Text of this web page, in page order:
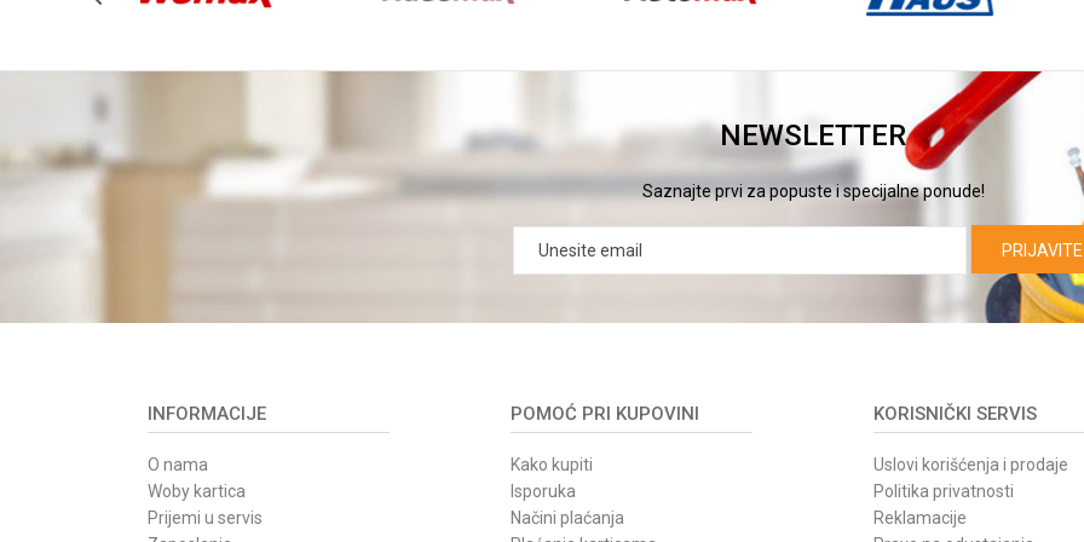
NEWSLETTER
Saznajte prvi za popuste i specijalne ponude!
INFORMACIJE
O nama
Woby kartica
Prijemi u servis
POMOĆ PRI KUPOVINI
Kako kupiti
Isporuka
Načini plaćanja
KORISNIČKI SERVIS
Uslovi korišćenja i prodaje
Politika privatnosti
Reklamacije